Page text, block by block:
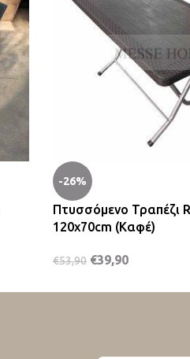
-26%
Πτυσσόμενο Τραπέζι
120x70cm (Καφέ)
€53,90 €39,90